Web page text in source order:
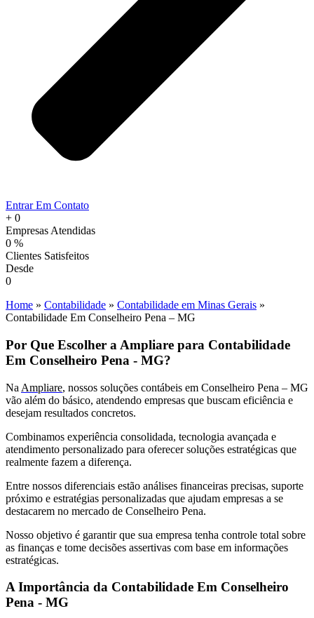
Entrar Em Contato
+ 0
Empresas Atendidas
0 %
Clientes Satisfeitos
Desde
0
Home » Contabilidade » Contabilidade em Minas Gerais »
Contabilidade Em Conselheiro Pena – MG
Por Que Escolher a Ampliare para Contabilidade
Em Conselheiro Pena - MG?
Na Ampliare, nossos soluções contábeis em Conselheiro Pena – MG
vão além do básico, atendendo empresas que buscam eficiência e
desejam resultados concretos.
Combinamos experiência consolidada, tecnologia avançada e
atendimento personalizado para oferecer soluções estratégicas que
realmente fazem a diferença.
Entre nossos diferenciais estão análises financeiras precisas, suporte
próximo e estratégias personalizadas que ajudam empresas a se
destacarem no mercado de Conselheiro Pena.
Nosso objetivo é garantir que sua empresa tenha controle total sobre
as finanças e tome decisões assertivas com base em informações
estratégicas.
A Importância da Contabilidade Em Conselheiro
Pena - MG